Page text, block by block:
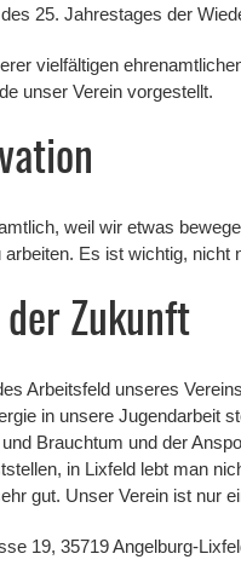
25. Jahrestages der
vielfältigen
unser Verein vorgestellt.
weil wir etwas
Es ist wichtig,
der Zukunft
Arbeitsfeld unseres
in unsere Jugendarbeit
Brauchtum und der
in Lixfeld lebt man
gut. Unser Verein ist nur
19, 35719 Angelburg-